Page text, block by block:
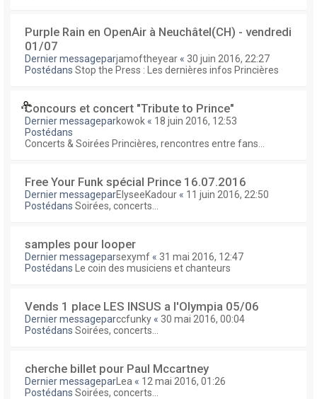
Purple Rain en OpenAir à Neuchâtel(CH) - vendredi
01/07
Dernier messageparjamoftheyear « 30 juin 2016, 22:27
Postédans Stop the Press : Les dernières infos Princières
Concours et concert "Tribute to Prince"
Dernier messageparkowok « 18 juin 2016, 12:53
Postédans
Concerts & Soirées Princières, rencontres entre fans...
Free Your Funk spécial Prince 16.07.2016
Dernier messageparElyseeKadour « 11 juin 2016, 22:50
Postédans Soirées, concerts...
samples pour looper
Dernier messageparsexymf « 31 mai 2016, 12:47
Postédans
Le coin des musiciens et chanteurs
Vends 1 place LES INSUS a l'Olympia 05/06
Dernier messageparccfunky « 30 mai 2016, 00:04
Postédans Soirées, concerts...
cherche billet pour Paul Mccartney
Dernier messagepar Lea « 12 mai 2016, 01:26
Postédans Soirées, concerts...